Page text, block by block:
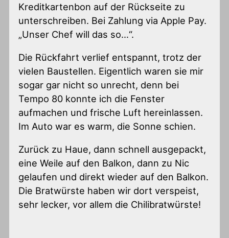
Kreditkartenbon auf der Rückseite zu
unterschreiben. Bei Zahlung via Apple Pay.
„Unser Chef will das so…“.
Die Rückfahrt verlief entspannt, trotz der
vielen Baustellen. Eigentlich waren sie mir
sogar gar nicht so unrecht, denn bei
Tempo 80 konnte ich die Fenster
aufmachen und frische Luft hereinlassen.
Im Auto war es warm, die Sonne schien.
Zurück zu Haue, dann schnell ausgepackt,
eine Weile auf den Balkon, dann zu Nic
gelaufen und direkt wieder auf den Balkon.
Die Bratwürste haben wir dort verspeist,
sehr lecker, vor allem die Chilibratwürste!